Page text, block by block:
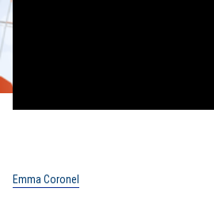
Emma Coronel